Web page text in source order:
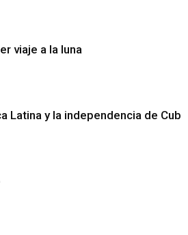
viaje a la luna
Latina y la independencia de Cuba